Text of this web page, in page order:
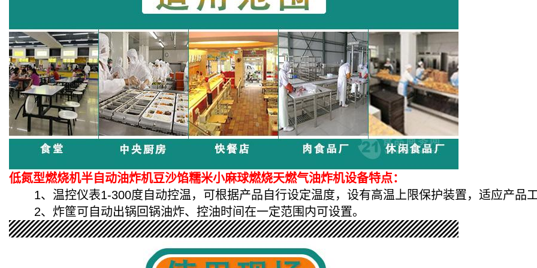
低氮型燃烧机半自动油炸机豆沙馅糯米小麻球燃烧天燃气油炸机设备特点：
1、温控仪表1-300度 自动控温，可根据产品自行设定温度，设有高温上限保护装置，适应产品
2、 炸筐可自动出锅回锅油炸、控油时间在一定范围内可设置。